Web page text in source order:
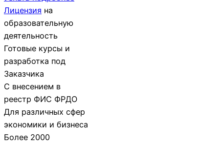
Лицензия на
образовательную
деятельность
Готовые курсы и
разработка под
Заказчика
С внесением в
реестр ФИС ФРДО
Для различных сфер
экономики и бизнеса
Более 2000